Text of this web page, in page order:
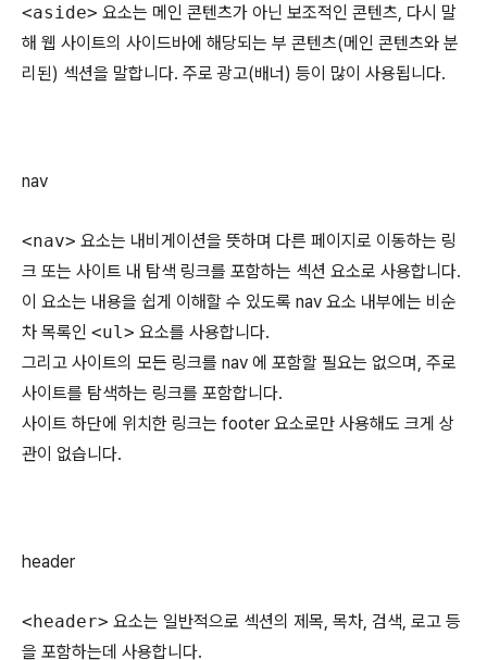
<aside> 요소는 메인 콘텐츠가 아닌 보조적인 콘텐츠, 다시 말
해 웹 사이트의 사이드바에 해당되는 부 콘텐츠(메인 콘텐츠와 분
리된) 섹션을 말합니다. 주로 광고(배너) 등이 많이 사용됩니다.
nav
<nav> 요소는 내비게이션을 뜻하며 다른 페이지로 이동하는 링
크 또는 사이트 내 탐색 링크를 포함하는 섹션 요소로 사용합니다.
이 요소는 내용을 쉽게 이해할 수 있도록 nav 요소 내부에는 비순
차 목록인 <ul> 요소를 사용합니다.
그리고 사이트의 모든 링크를 nav 에 포함할 필요는 없으며, 주로
사이트를 탐색하는 링크를 포함합니다.
사이트 하단에 위치한 링크는 footer 요소로만 사용해도 크게 상
관이 없습니다.
header
<header> 요소는 일반적으로 섹션의 제목, 목차, 검색, 로고 등
을 포함하는데 사용합니다.